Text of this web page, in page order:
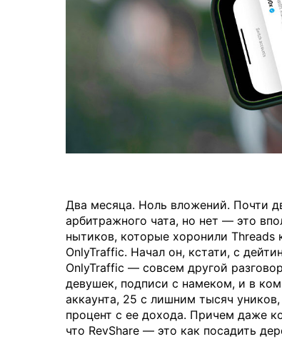
Два месяца. Ноль вложений. Почти
арбитражного чата, но нет — это
нытиков, которые хоронили Threads
OnlyTraffic. Начал он, кстати, с
OnlyTraffic — совсем другой
девушек, подписи с намеком, и в
аккаунта, 25 с лишним тысяч
процент с ее дохода. Причем даже
что RevShare — это как посадить